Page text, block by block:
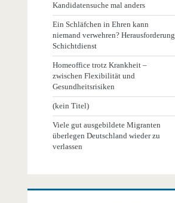
Kandidatensuche mal anders
Ein Schläfchen in Ehren kann
niemand verwehren? Herausforderung
Schichtdienst
Homeoffice trotz Krankheit –
zwischen Flexibilität und
Gesundheitsrisiken
(kein Titel)
Viele gut ausgebildete Migranten
überlegen Deutschland wieder zu
verlassen